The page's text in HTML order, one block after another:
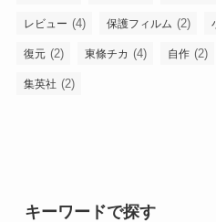
レビュー (4) 保護フィルム (2)
復元 (2) 東條チカ (4) 自作 (2)
集英社 (2)
キーワードで探す